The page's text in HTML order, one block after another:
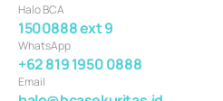
Halo BCA
1500888 ext 9
WhatsApp
+62 819 1950 0888
Email